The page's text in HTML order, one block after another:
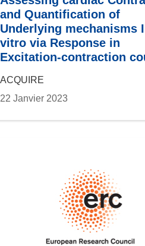
and Quantification of
Underlying mechanisms
vitro via Response in
Excitation-contraction
ACQUIRE
22 Janvier 2023